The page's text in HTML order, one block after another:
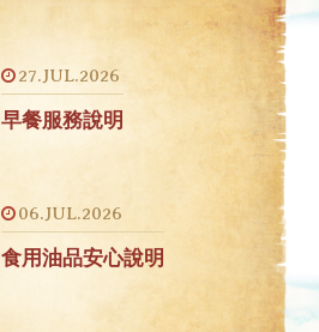
27.JUL.2026
早餐服務說明
06.JUL.2026
食用油品安心說明